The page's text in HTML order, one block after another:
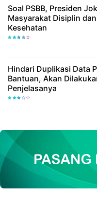
Soal PSBB, Presiden
Masyarakat Disiplin
Kesehatan
Hindari Duplikasi Data
Bantuan, Akan
Penjelasanya